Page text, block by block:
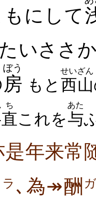
にして
いささ
房
ぼう
もと 西山
せいざん
直
ち
これを与
あた
是年来常
､為↠酬